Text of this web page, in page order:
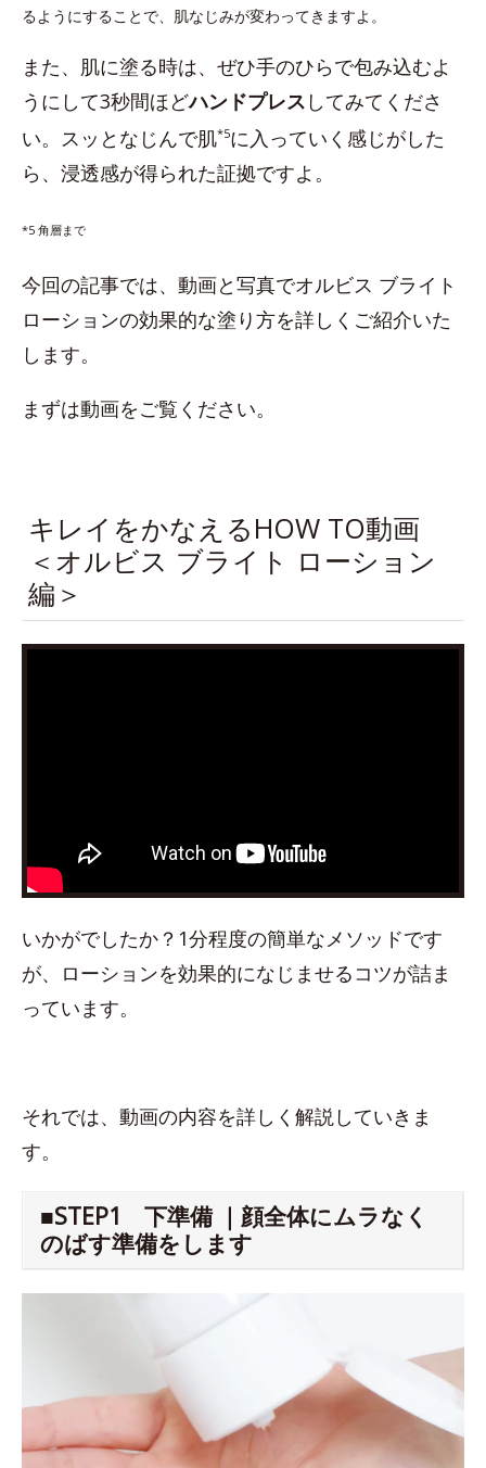
るようにすることで、肌なじみが変わってきますよ。
また、肌に塗る時は、ぜひ手のひらで包み込むよ
うにして3秒間ほどハンドプレス してみてくださ
い。スッとなじんで肌*5に入っていく感じがした
ら、浸透感が得られた証拠ですよ。
*5 角層まで
今回の記事では、動画と写真でオルビス ブライト
ローションの効果的な塗り方を詳しくご紹介いた
します。
まずは動画をご覧ください。
キレイをかなえるHOW TO動画
＜オルビス ブライト ローション
編＞
いかがでしたか？1分程度の簡単なメソッドです
が、ローションを効果的になじませるコツが詰ま
っています。
それでは、動画の内容を詳しく解説していきま
す。
■STEP1 下準備 ｜顔全体にムラなく
のばす準備をします